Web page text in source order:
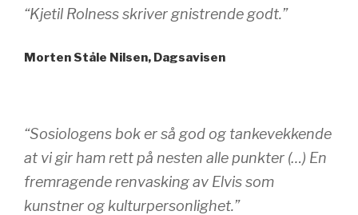
“Kjetil Rolness skriver gnistrende godt.”
Morten Ståle Nilsen, Dagsavisen
“Sosiologens bok er så god og tankevekkende
at vi gir ham rett på nesten alle punkter (…) En
fremragende renvasking av Elvis som
kunstner og kulturpersonlighet.”